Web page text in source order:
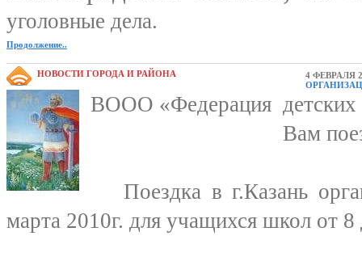
уголовные дела.
Продолжение..
НОВОСТИ ГОРОДА И РАЙОНА
4 ФЕВРАЛЯ
ВООО «Федерация детских
Вам
Поездка в г.Казань
марта 2010г. для учащихся школ от 8